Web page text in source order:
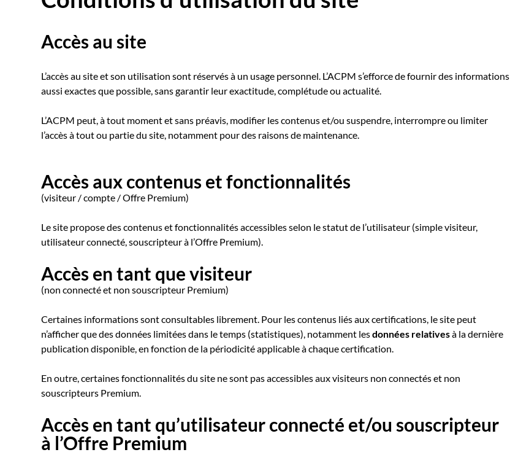
Accès au site
L’accès au site et son utilisation sont réservés à un usage personnel. L’ACPM s’efforce de fournir des informations
aussi exactes que possible, sans garantir leur exactitude, complétude ou actualité.
L’ACPM peut, à tout moment et sans préavis, modifier les contenus et/ou suspendre, interrompre ou limiter
l’accès à tout ou partie du site, notamment pour des raisons de maintenance.
Accès aux contenus et fonctionnalités
(visiteur / compte / Offre Premium)
Le site propose des contenus et fonctionnalités accessibles selon le statut de l’utilisateur (simple visiteur,
utilisateur connecté, souscripteur à l’Offre Premium).
Accès en tant que visiteur
(non connecté et non souscripteur Premium)
Certaines informations sont consultables librement. Pour les contenus liés aux certifications, le site peut
n’afficher que des données limitées dans le temps (statistiques), notamment lesdonnées relativesà la dernière
publication disponible, en fonction de la périodicité applicable à chaque certification.
En outre, certaines fonctionnalités du site ne sont pas accessibles aux visiteurs non connectés et non
souscripteurs Premium.
Accès en tant qu’utilisateur connecté et/ou souscripteur
à l’Offre Premium